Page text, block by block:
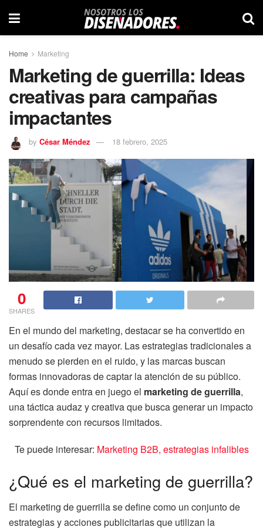
Home Marketing
Marketing de guerrilla: Ideas
creativas para campañas
impactantes
by César Méndez 18 febrero, 2025
0
SHARES
En el mundo del marketing, destacar se ha convertido en
un desafío cada vez mayor. Las estrategias tradicionales a
menudo se pierden en el ruido, y las marcas buscan
formas innovadoras de captar la atención de su público.
Aquí es donde entra en juego el marketing de guerrilla,
una táctica audaz y creativa que busca generar un impacto
sorprendente con recursos limitados.
Te puede interesar: Marketing B2B, estrategias infalibles
¿Qué es el marketing de guerrilla?
El marketing de guerrilla se define como un conjunto de
estrategias y acciones publicitarias que utilizan la